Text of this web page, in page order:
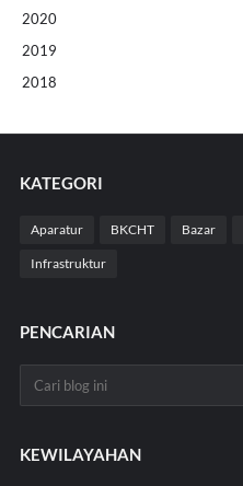
2020
2019
2018
KATEGORI
Aparatur BKCHT Bazar
Infrastruktur
PENCARIAN
KEWILAYAHAN